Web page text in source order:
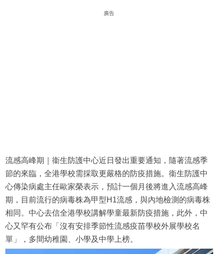
廣告
流感高峰期｜衞生防護中心近日發出重要通知，隨著流感季
節的來臨，全港學校需採取更嚴格的防疫措施。衞生防護中
心傳染病處主任歐家榮表示，預計一個月後將進入流感高峰
期，目前流行的病毒株為甲型H1流感，與內地檢測的病毒株
相同。中心去信全港學校講解學童最新防疫措施，此外，中
心又罕有公布「沒有安排季節性流感疫苗學校外展學校名
單」，多間幼稚園、小學及中學上榜。